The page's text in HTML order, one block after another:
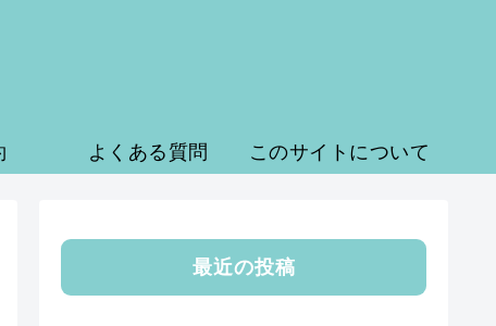
よくある質問 このサイトについて
最近の投稿